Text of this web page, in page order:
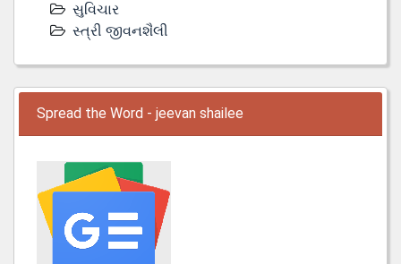
સુવિચાર
સ્ત્રી જીવનશૈલી
Spread the Word - jeevan shailee